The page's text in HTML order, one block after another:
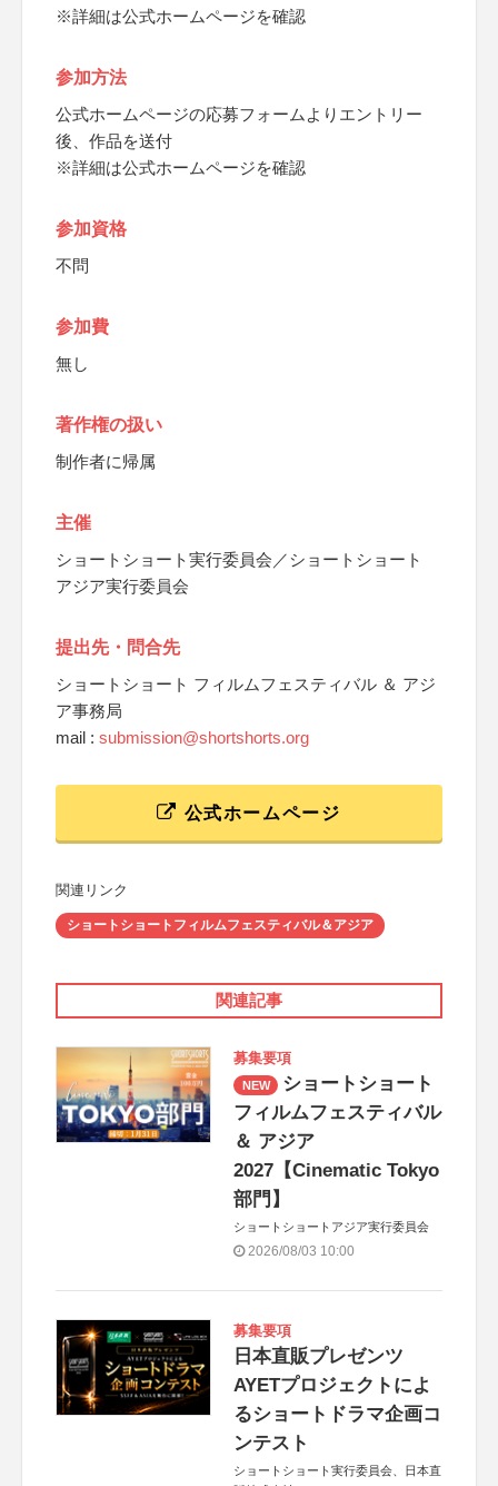
※詳細は公式ホームページを確認
参加方法
公式ホームページの応募フォームよりエントリー
後、作品を送付
※詳細は公式ホームページを確認
参加資格
不問
参加費
無し
著作権の扱い
制作者に帰属
主催
ショートショート実行委員会／ショートショート
アジア実行委員会
提出先・問合先
ショートショート フィルムフェスティバル ＆ アジ
ア事務局
mail : submission@shortshorts.org
公式ホームページ
関連リンク
ショートショートフィルムフェスティバル＆アジア
関連記事
募集要項
NEW
ショートショート
フィルムフェスティバル
＆ アジア
2027【Cinematic Tokyo
部門】
ショートショートアジア実行委員会
2026/08/03 10:00
募集要項
日本直販プレゼンツ
AYETプロジェクトによ
るショートドラマ企画コ
ンテスト
ショートショート実行委員会、日本直